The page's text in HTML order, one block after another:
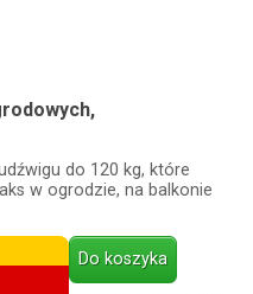
do 120 kg, które
w ogrodzie, na balkonie
Do koszyka